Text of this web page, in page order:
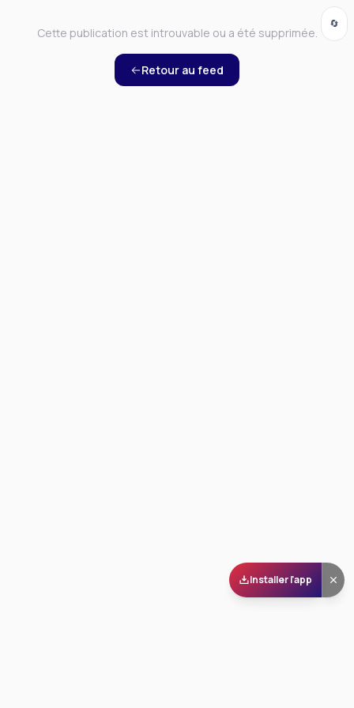
Cette publication est introuvable ou a été supprimée.
Retour au feed
Installer l'app
🔄